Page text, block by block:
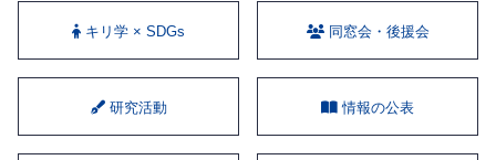
キリ学 × SDGs 同窓会・後援会
研究活動 情報の公表